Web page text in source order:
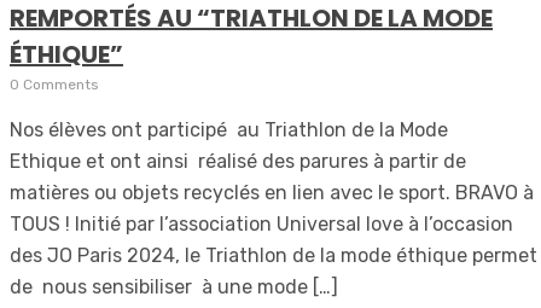
REMPORTÉS AU “TRIATHLON DE LA MODE
ÉTHIQUE”
0 Comments
Nos élèves ont participé au Triathlon de la Mode
Ethique et ont ainsi réalisé des parures à partir de
matières ou objets recyclés en lien avec le sport. BRAVO à
TOUS ! Initié par l’association Universal love à l’occasion
des JO Paris 2024, le Triathlon de la mode éthique permet
de nous sensibiliser à une mode […]